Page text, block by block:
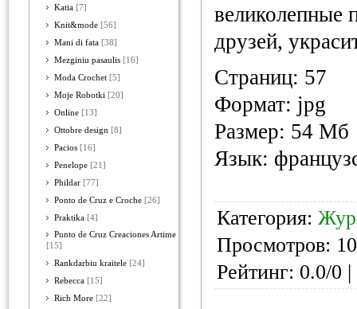
Katia [7]
Knit&mode [56]
Mani di fata [38]
Mezginiu pasaulis [16]
Moda Crochet [5]
Moje Robotki [20]
Online [13]
Ottobre design [8]
Pacios [16]
Penelope [21]
Phildar [77]
Ponto de Cruz e Croche [26]
Praktika [4]
Punto de Cruz Creaciones Artime
[15]
Rankdarbiu kraitele [24]
Rebecca [15]
Rich More [22]
великолепные
друзей,
Страниц: 57
Формат: jpg
Размер: 54 Мб
Язык:
Категория:
Просмотров:
Рейтинг: 0.0/0 |